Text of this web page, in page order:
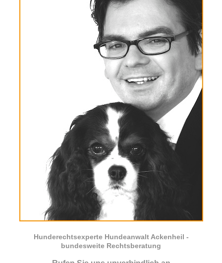
Hunderechtsexperte Hundeanwalt Ackenheil -
bundesweite Rechtsberatung